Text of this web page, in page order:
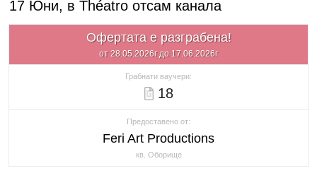
17 Юни, в Théatro отсам канала
Офертата е разграбена!
от 28.05.2026г до 17.06.2026г
Грабнати ваучери:
18
Предоставено от:
Feri Art Productions
кв. Оборище